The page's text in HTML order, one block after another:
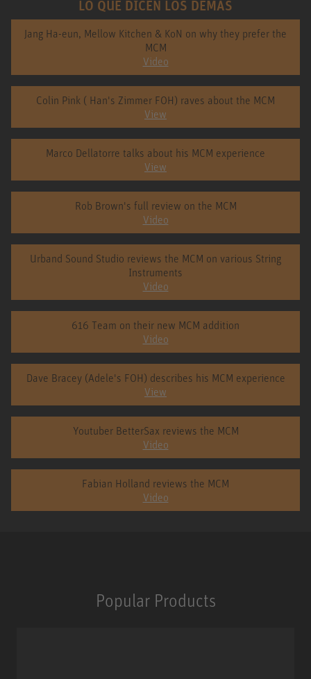
LO QUE DICEN LOS DEMÁS
Jang Ha-eun, Mellow Kitchen & KoN on why they prefer the
MCM
Video
Colin Pink ( Han's Zimmer FOH) raves about the MCM
View
Marco Dellatorre talks about his MCM experience
View
Rob Brown's full review on the MCM
Video
Urband Sound Studio reviews the MCM on various String
Instruments
Video
616 Team on their new MCM addition
Video
Dave Bracey (Adele's FOH) describes his MCM experience
View
Youtuber BetterSax reviews the MCM
Video
Fabian Holland reviews the MCM
Video
Popular Products